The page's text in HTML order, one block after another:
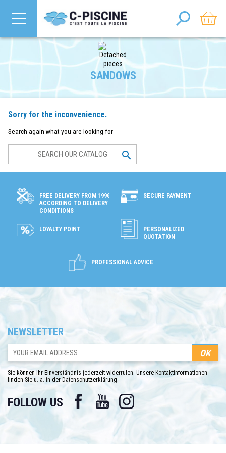
SANDOWS
Sorry for the inconvenience.
Search again what you are looking for

FREE DELIVERY FROM 199€
ACCORDING TO DELIVERY
CONDITIONS
SECURE PAYMENT
LOYALTY POINT
PERSONALIZED
QUOTATION
PROFESSIONAL ADVICE
NEWSLETTER
Sie können Ihr Einverständnis jederzeit widerrufen. Unsere Kontaktinformationen
finden Sie u. a. in der Datenschutzerklärung.
FOLLOW US Facebook YouTube Instagram